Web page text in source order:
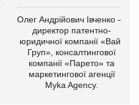
Олег Андрійович Івченко —
директор патентно-
юридичної компанії «Вайз
Груп», консалтингової
компанії «Парето» та
маркетингової агенції
Myka Agency.